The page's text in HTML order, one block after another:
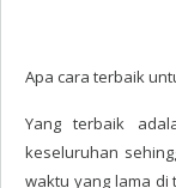
Apa cara terbaik
Yang terbaik
keseluruhan
waktu yang lama di